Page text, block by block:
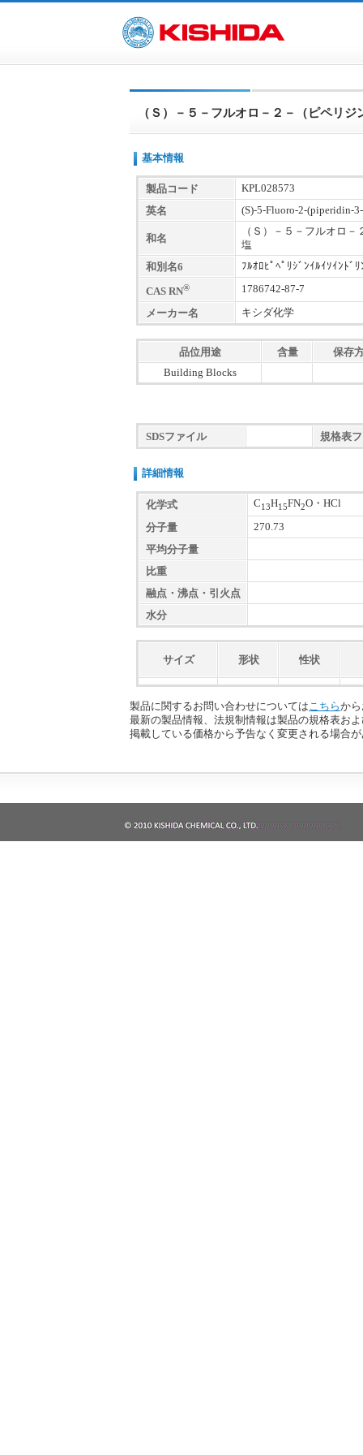
（Ｓ）－５－フルオロ－２－（ピペリ
基本情報
製品コード
KPL028573
英名
(S)-5-Fluoro-2-(piperidin-
和名
（Ｓ）－５－フルオロ
塩
和別名6
ﾌﾙｵﾛﾋﾟﾍﾟﾘｼﾞﾝｲﾙｲｿｲﾝﾄﾞ
CAS RN® 1786742-87-7
メーカー名 キシダ化学
品位用途 含量
保存
Building Blocks
SDSファイル 規格表
詳細情報
化学式 C13H15FN2O・HCl
分子量
270.73
平均分子量
比重
融点・沸点・引火点
水分
サイズ 形状 性状
製品に関するお問い合わせについては こちらか
最新の製品情報、法規制情報は製品の規格表お
掲載している価格から予告なく変更される場合